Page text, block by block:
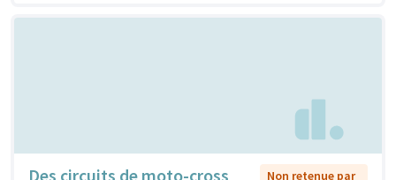
Des circuits de moto-cross
Non retenue par